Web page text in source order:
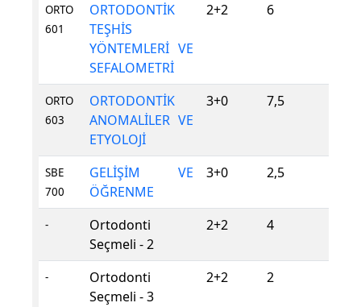
ORTO
601
ORTODONTİK
TEŞHİS
YÖNTEMLERİ VE
SEFALOMETRİ
2+2 6
ORTO
603
ORTODONTİK
ANOMALİLER VE
ETYOLOJİ
3+0 7,5
SBE
700
GELİŞİM VE
ÖĞRENME
3+0 2,5
-
Ortodonti
Seçmeli - 2
2+2 4
-
Ortodonti
Seçmeli - 3
2+2 2